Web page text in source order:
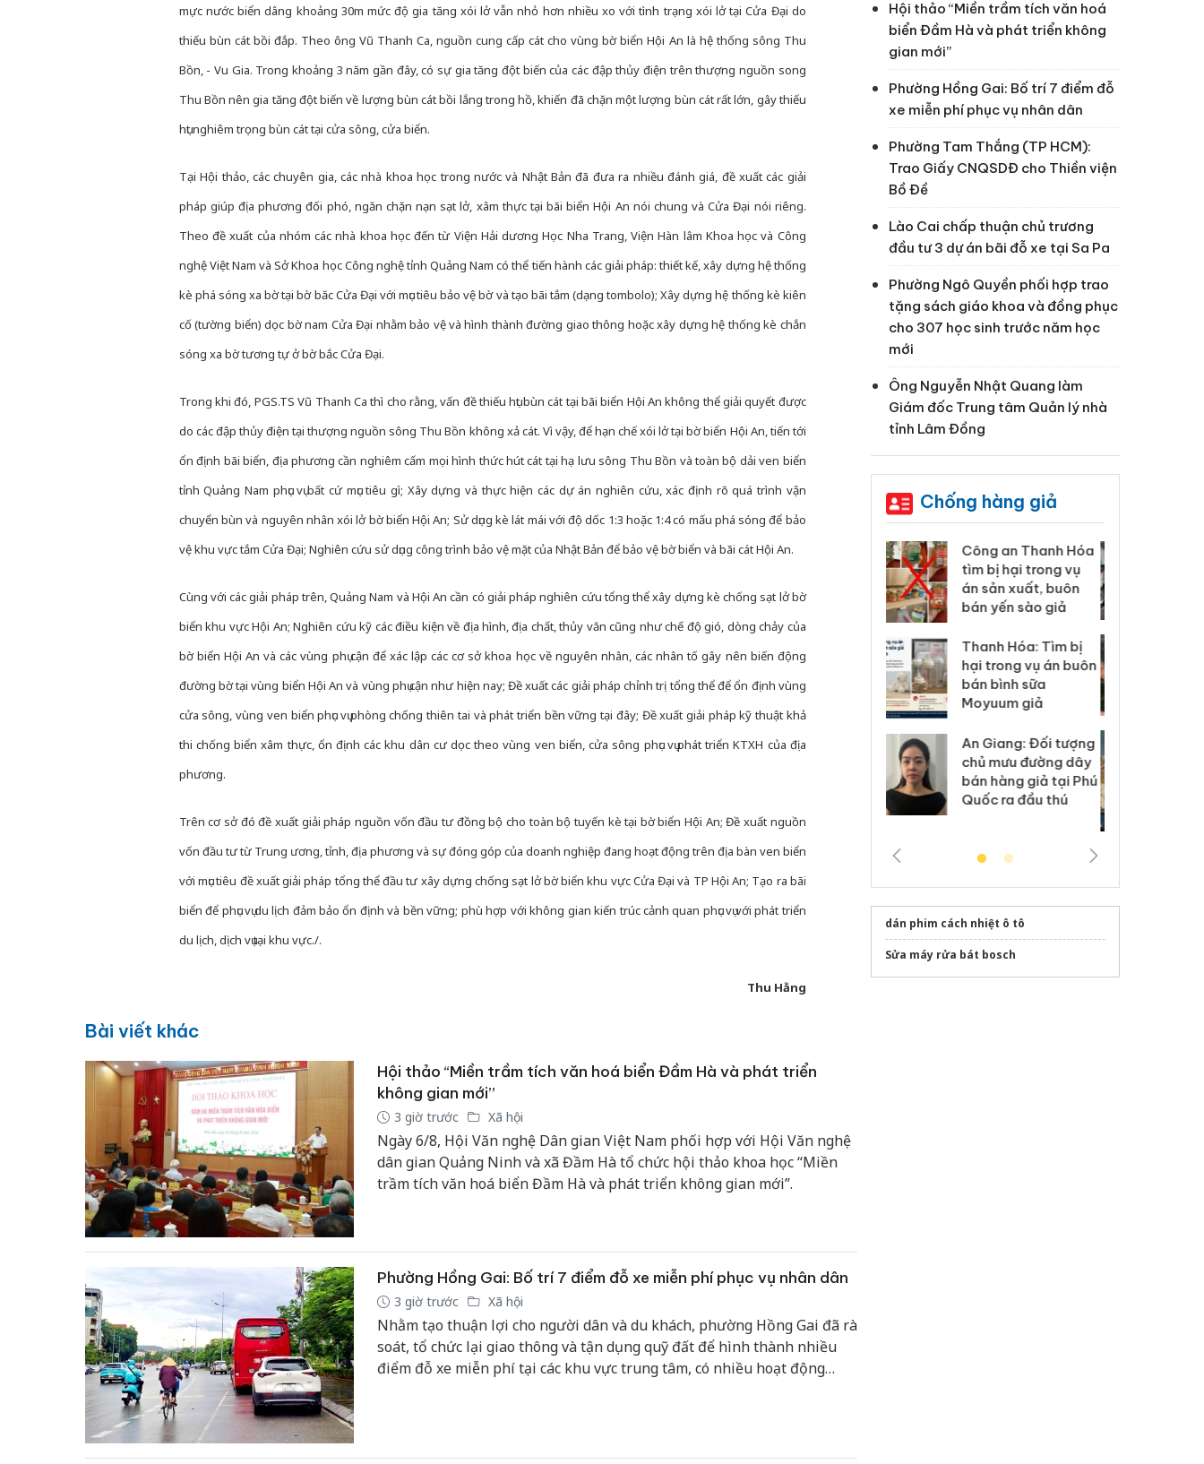
mực nước biển dâng khoảng 30m mức độ gia tăng xói lở vẫn nhỏ hơn nhiều xo với tình trạng xói lở tại Cửa Đại do
thiếu bùn cát bồi đắp. Theo ông Vũ Thanh Ca, nguồn cung cấp cát cho vùng bờ biển Hội An là hệ thống sông Thu
Bồn, - Vu Gia. Trong khoảng 3 năm gần đây, có sự gia tăng đột biến của các đập thủy điện trên thượng nguồn song
Thu Bồn nên gia tăng đột biến về lượng bùn cát bồi lắng trong hồ, khiến đã chặn một lượng bùn cát rất lớn, gây thiếu
hụt nghiêm trọng bùn cát tại cửa sông, cửa biển.
Tại Hội thảo, các chuyên gia, các nhà khoa học trong nước và Nhật Bản đã đưa ra nhiều đánh giá, đề xuất các giải
pháp giúp địa phương đối phó, ngăn chặn nạn sạt lở, xâm thực tại bãi biển Hội An nói chung và Cửa Đại nói riêng.
Theo đề xuất của nhóm các nhà khoa học đến từ Viện Hải dương Học Nha Trang, Viện Hàn lâm Khoa học và Công
nghệ Việt Nam và Sở Khoa học Công nghệ tỉnh Quảng Nam có thể tiến hành các giải pháp: thiết kế, xây dựng hệ thống
kè phá sóng xa bờ tại bờ băc Cửa Đại với mục tiêu bảo vệ bờ và tạo bãi tắm (dạng tombolo); Xây dựng hệ thống kè kiên
cố (tường biển) dọc bờ nam Cửa Đại nhằm bảo vệ và hình thành đường giao thông hoặc xây dựng hệ thống kè chắn
sóng xa bờ tương tự ở bờ bắc Cửa Đại.
Trong khi đó, PGS.TS Vũ Thanh Ca thì cho rằng, vấn đề thiếu hụt bùn cát tại bãi biển Hội An không thể giải quyết được
do các đập thủy điện tại thượng nguồn sông Thu Bồn không xả cát. Vì vậy, để hạn chế xói lở tại bờ biển Hội An, tiến tới
ổn định bãi biển, địa phương cần nghiêm cấm mọi hình thức hút cát tại hạ lưu sông Thu Bồn và toàn bộ dải ven biển
tỉnh Quảng Nam phục vụ bất cứ mục tiêu gì; Xây dựng và thực hiện các dự án nghiên cứu, xác định rõ quá trình vận
chuyển bùn và nguyên nhân xói lở bờ biển Hội An; Sử dụng kè lát mái với độ dốc 1:3 hoặc 1:4 có mấu phá sóng để bảo
vệ khu vực tắm Cửa Đại; Nghiên cứu sử dụng công trình bảo vệ mặt của Nhật Bản để bảo vệ bờ biển và bãi cát Hội An.
Cùng với các giải pháp trên, Quảng Nam và Hội An cần có giải pháp nghiên cứu tổng thể xây dựng kè chống sạt lở bờ
biển khu vực Hội An; Nghiên cứu kỹ các điều kiện về địa hình, địa chất, thủy văn cũng như chế độ gió, dòng chảy của
bờ biển Hội An và các vùng phụ cận để xác lập các cơ sở khoa học về nguyên nhân, các nhân tố gây nên biến động
đường bờ tại vùng biển Hội An và vùng phụ cận như hiện nay; Đề xuất các giải pháp chỉnh trị tổng thể để ổn định vùng
cửa sông, vùng ven biển phục vụ phòng chống thiên tai và phát triển bền vững tại đây; Đề xuất giải pháp kỹ thuật khả
thi chống biển xâm thực, ổn định các khu dân cư dọc theo vùng ven biển, cửa sông phục vụ phát triển KTXH của địa
phương.
Trên cơ sở đó đề xuất giải pháp nguồn vốn đầu tư đồng bộ cho toàn bộ tuyến kè tại bờ biển Hội An; Đề xuất nguồn
vốn đầu tư từ Trung ương, tỉnh, địa phương và sự đóng góp của doanh nghiệp đang hoạt động trên địa bàn ven biển
với mục tiêu đề xuất giải pháp tổng thể đầu tư xây dựng chống sạt lở bờ biển khu vực Cửa Đại và TP Hội An; Tạo ra bãi
biển để phục vụ du lịch đảm bảo ổn định và bền vững; phù hợp với không gian kiến trúc cảnh quan phục vụ với phát triển
du lịch, dịch vụ tại khu vực./.
Thu Hằng
Bài viết khác
Hội thảo “Miền trầm tích văn hoá biển Đầm Hà và phát triển
không gian mới”
3 giờ trước Xã hội
Ngày 6/8, Hội Văn nghệ Dân gian Việt Nam phối hợp với Hội Văn nghệ
dân gian Quảng Ninh và xã Đầm Hà tổ chức hội thảo khoa học “Miền
trầm tích văn hoá biển Đầm Hà và phát triển không gian mới”.
Phường Hồng Gai: Bố trí 7 điểm đỗ xe miễn phí phục vụ nhân dân
3 giờ trước Xã hội
Nhằm tạo thuận lợi cho người dân và du khách, phường Hồng Gai đã rà
soát, tổ chức lại giao thông và tận dụng quỹ đất để hình thành nhiều
điểm đỗ xe miễn phí tại các khu vực trung tâm, có nhiều hoạt động
Hội thảo “Miền trầm tích văn hoá
biển Đầm Hà và phát triển không
gian mới”
Phường Hồng Gai: Bố trí 7 điểm đỗ
xe miễn phí phục vụ nhân dân
Phường Tam Thắng (TP HCM):
Trao Giấy CNQSDĐ cho Thiền viện
Bồ Đề
Lào Cai chấp thuận chủ trương
đầu tư 3 dự án bãi đỗ xe tại Sa Pa
Phường Ngô Quyền phối hợp trao
tặng sách giáo khoa và đồng phục
cho 307 học sinh trước năm học
mới
Ông Nguyễn Nhật Quang làm
Giám đốc Trung tâm Quản lý nhà
tỉnh Lâm Đồng
Chống hàng giả
Công an Thanh Hóa
án sản xuất, buôn
bán yến sào giả
Thanh Hóa: Tìm bị
hại trong vụ án buôn
bán bình sữa
An Giang: Đối tượng
Lào Cai xử lý 83 vụ vi
phạm thương mại
trong tháng 7
Hưng Yên: Xử lý 6 hộ
kinh doanh bán hàng
giả mạo nhãn hiệu
Adidas, Nike
Cà Mau: Tiêu hủy
công khai hàng ngàn
sản phẩm nhập lậu,
bảo vệ môi trường
dán phim cách nhiệt ô tô
Sửa máy rửa bát bosch